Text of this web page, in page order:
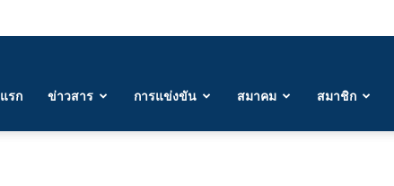
รก ข่าวสาร การแข่งขัน สมาคม สมาชิก